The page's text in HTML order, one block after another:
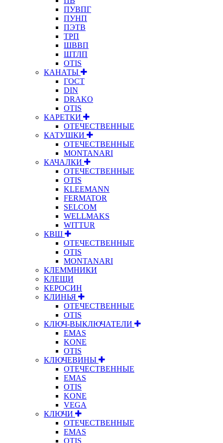
ПУВПГ
ПУНП
ПЭТВ
ТРП
ШВВП
ШТЛП
OTIS
КАНАТЫ
ГОСТ
DIN
DRAKO
OTIS
КАРЕТКИ
ОТЕЧЕСТВЕННЫЕ
КАТУШКИ
ОТЕЧЕСТВЕННЫЕ
MONTANARI
КАЧАЛКИ
ОТЕЧЕСТВЕННЫЕ
OTIS
KLEEMANN
FERMATOR
SELCOM
WELLMAKS
WITTUR
КВШ
ОТЕЧЕСТВЕННЫЕ
OTIS
MONTANARI
КЛЕММНИКИ
КЛЕЩИ
КЕРОСИН
КЛИНЬЯ
ОТЕЧЕСТВЕННЫЕ
OTIS
КЛЮЧ-ВЫКЛЮЧАТЕЛИ
EMAS
KONE
OTIS
КЛЮЧЕВИНЫ
ОТЕЧЕСТВЕННЫЕ
EMAS
OTIS
KONE
VEGA
КЛЮЧИ
ОТЕЧЕСТВЕННЫЕ
EMAS
OTIS